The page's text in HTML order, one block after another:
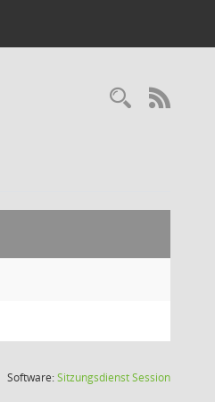
Software:SitzungsdienstSession(Wird in